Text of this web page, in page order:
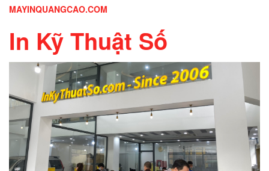
MAYINQUANGCAO.COM
In Kỹ Thuật Số